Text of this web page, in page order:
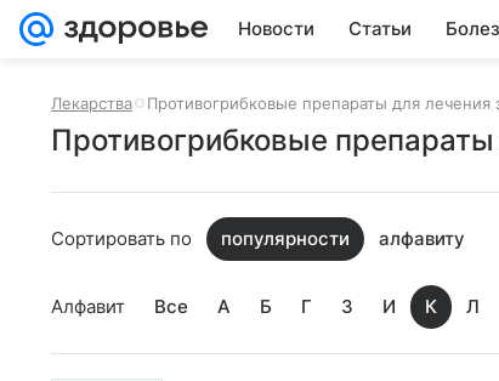
Новости Статьи
Лекарства Противогрибковые препараты для лечения
Противогрибковые
Сортировать по популярности алфавиту
Алфавит Все А Б Г З И К Л